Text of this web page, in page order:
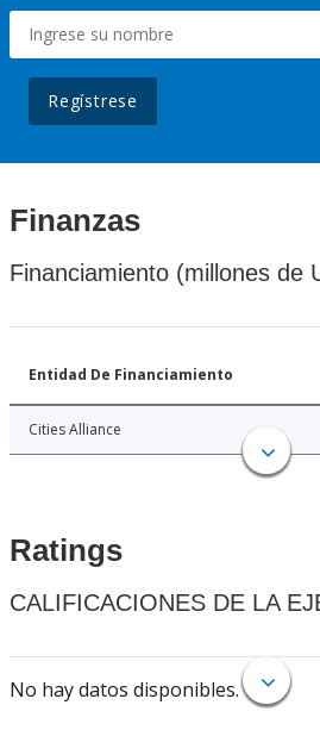
Regístrese
Finanzas
Financiamiento (millones de
Entidad De Financiamiento
Cities Alliance
Ratings
CALIFICACIONES DE LA
No hay datos disponibles.